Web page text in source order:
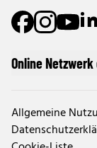
Online
Allgemeine